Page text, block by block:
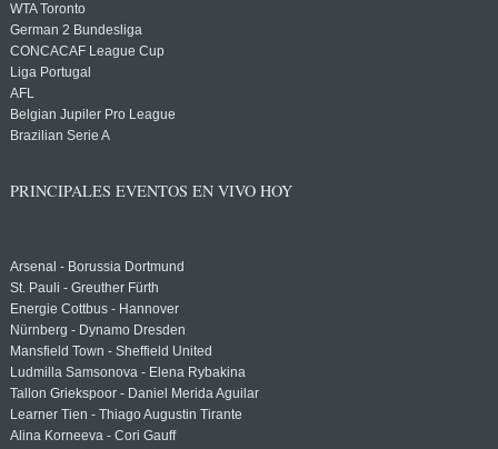
WTA Toronto
German 2 Bundesliga
CONCACAF League Cup
Liga Portugal
AFL
Belgian Jupiler Pro League
Brazilian Serie A
PRINCIPALES EVENTOS EN VIVO HOY
Arsenal - Borussia Dortmund
St. Pauli - Greuther Fürth
Energie Cottbus - Hannover
Nürnberg - Dynamo Dresden
Mansfield Town - Sheffield United
Ludmilla Samsonova - Elena Rybakina
Tallon Griekspoor - Daniel Merida Aguilar
Learner Tien - Thiago Augustin Tirante
Alina Korneeva - Cori Gauff